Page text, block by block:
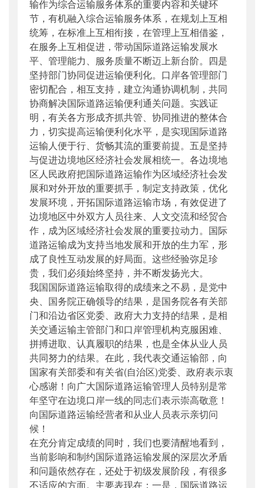
输作为综合运输服务体系的重要内容和关键环
节，有机融入综合运输服务体系，在规划上互相
统筹，在标准上互相衔接，在管理上互相借鉴，
在服务上互相促进，带动国际道路运输发展水
平、管理能力、服务质量不断迈上新台阶。四是
坚持部门协同促进运输便利化。口岸各管理部门
密切配合，相互支持，建立沟通协调机制，共同
协商解决国际道路运输便利通关问题。实践证
明，有关各方形成齐抓共管、协同推进的整体合
力，切实提高运输便利化水平，是实现国际道路
运输人便于行、货畅其流的重要前提。五是坚持
与促进边境地区经济社会发展相统一。各边境地
区人民政府把国际道路运输作为区域经济社会发
展和对外开放的重要抓手，制定支持政策，优化
发展环境，开拓国际道路运输市场，有效促进了
边境地区中外双方人员往来、人文交流和经贸合
作，成为区域经济社会发展的重要拉动力。国际
道路运输成为支持当地发展和开放的生力军，形
成了良性互动发展的好局面。这些经验弥足珍
贵，我们必须始终坚持，并不断发扬光大。
我国国际道路运输取得的成绩来之不易，是党中
央、国务院正确领导的结果，是国务院各有关部
门和沿边省区党委、政府大力支持的结果，是相
关交通运输主管部门和口岸管理机构克服困难、
拼搏进取、认真履职的结果，也是全体从业人员
共同努力的结果。在此，我代表交通运输部，向
国家有关部委和有关省(自治区)党委、政府表示衷
心感谢！向广大国际道路运输管理人员特别是常
年坚守在边境口岸一线的同志们表示崇高敬意！
向国际道路运输经营者和从业人员表示亲切问
候！
在充分肯定成绩的同时，我们也要清醒地看到，
当前影响和制约国际道路运输发展的深层次矛盾
和问题依然存在，还处于初级发展阶段，有很多
不适应的方面。主要表现在：一是，国际道路运